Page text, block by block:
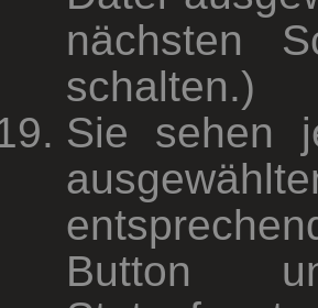
nächsten
schalten.)
Sie sehen
Button